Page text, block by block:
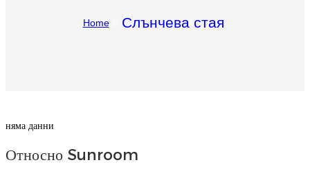
Home Слънчева стая
няма данни
Относно Sunroom